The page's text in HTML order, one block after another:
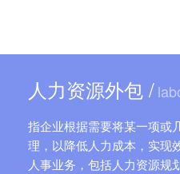
人力资源外包 /
指企业根据需要将某一项或
理，以降低人力成本，实现
人事业务，包括人力资源规